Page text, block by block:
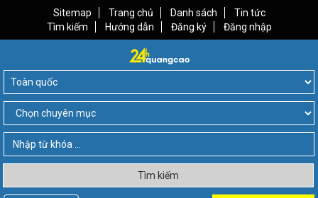
Sitemap Trang chủ Danh sách
Tin tức
Tìm kiếm
Hướng dẫn Đăng ký Đăng nhập
Tìm kiếm